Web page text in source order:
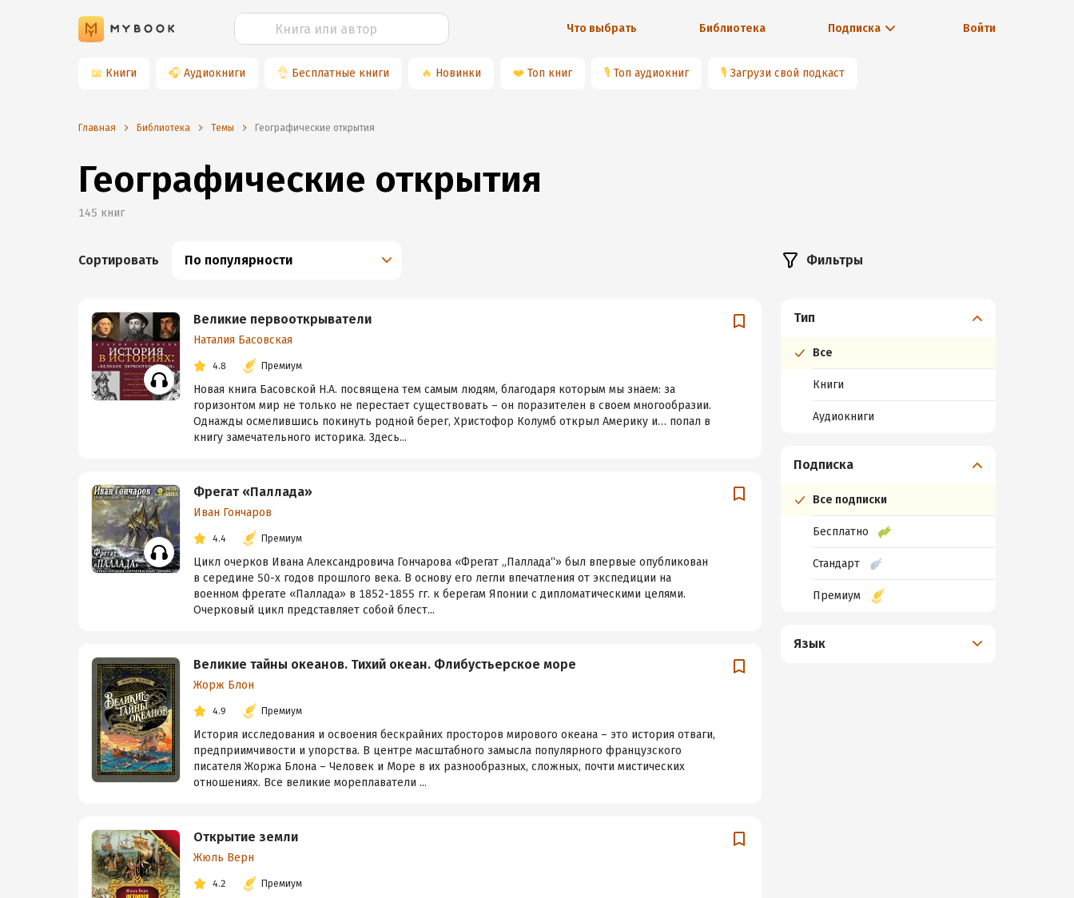
Что выбрать Библиотека Подписка Войти
📖 Книги 🎧 Аудиокниги 👌 Бесплатные книги 🔥 Новинки ❤️ Топ книг 🎙 Топ аудиокниг 🎙 Загрузи свой подкаст
Главная Библиотека Темы географические открытия
Географические открытия
145 книг
Сортировать По популярности
Великие первооткрыватели
Наталия Басовская
4.8 Премиум
Новая книга Басовской Н.А. посвящена тем самым людям, благодаря которым мы знаем: за
горизонтом мир не только не перестает существовать – он поразителен в своем многообразии.
Однажды осмелившись покинуть родной берег, Христофор Колумб открыл Америку и… попал в
книгу замечательного историка. Здесь...
Фрегат «Паллада»
Иван Гончаров
4.4 Премиум
Цикл очерков Ивана Александровича Гончарова «Фрегат „Паллада“» был впервые опубликован
в середине 50-х годов прошлого века. В основу его легли впечатления от экспедиции на
военном фрегате «Паллада» в 1852-1855 гг. к берегам Японии с дипломатическими целями.
Очерковый цикл представляет собой блест...
Великие тайны океанов. Тихий океан. Флибустьерское море
Жорж Блон
4.9 Премиум
История исследования и освоения бескрайних просторов мирового океана – это история отваги,
предприимчивости и упорства. В центре масштабного замысла популярного французского
писателя Жоржа Блона – Человек и Море в их разнообразных, сложных, почти мистических
отношениях. Все великие мореплаватели ...
Открытие земли
Жюль Верн
4.2 Премиум
Фильтры
Тип
Все
Книги
Аудиокниги
Подписка
Все подписки
Бесплатно
Стандарт
Премиум
Язык